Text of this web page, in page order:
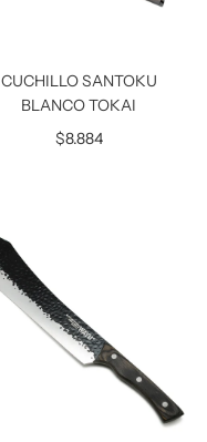
CUCHILLO SANTOKU
BLANCO TOKAI
$8.884